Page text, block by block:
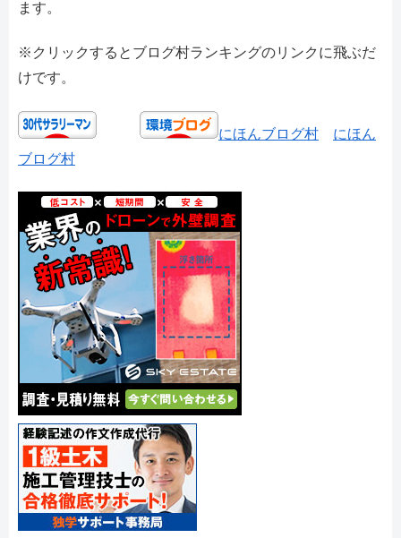
ます。
※クリックするとブログ村ランキングのリンクに飛ぶだ
けです。
にほんブログ村
にほん
ブログ村